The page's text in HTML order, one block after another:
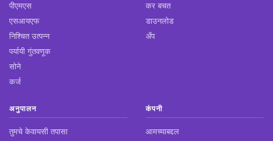
पीएमएस
एसआयएफ
निश्चित उत्पन्न
पर्यायी गुंतवणूक
सोने
कर्ज
कर बचत
डाउनलोड
अँप
अनुपालन
तुमचे केवायसी तपासा
कंपनी
आमच्याबद्दल